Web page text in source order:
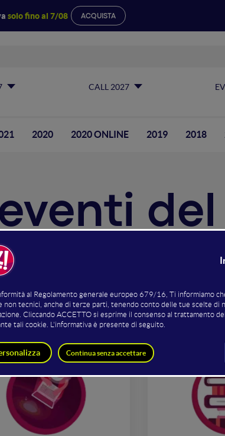
solo fino al 7/08 ACQUISTA
CALL 2027
2020 2020 ONLINE 2019 2018
Formazione